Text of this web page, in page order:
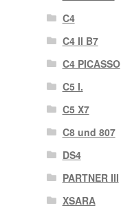
C4
C4 II B7
C4 PICASSO
C5 I.
C5 X7
C8 und 807
DS4
PARTNER III
XSARA